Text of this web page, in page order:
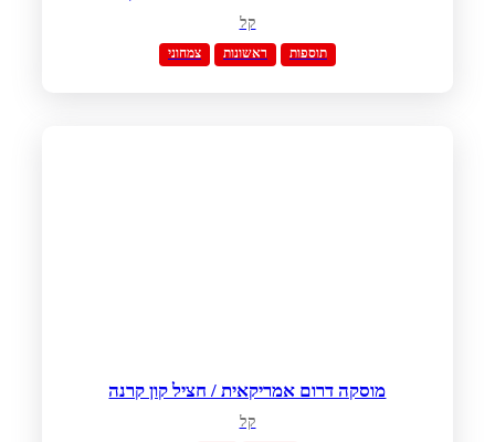
קל
צמחוני ראשונות תוספות
מוסקה דרום אמריקאית / חציל קון קרנה
קל